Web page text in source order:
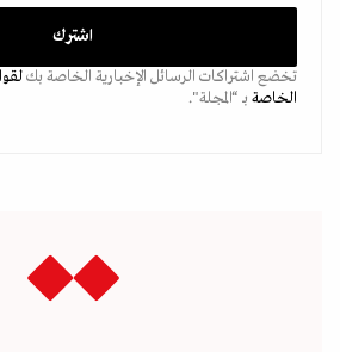
تخضع اشتراكات الرسائل الإخبارية الخاصة بك
الخاصة بـ “المجلة".